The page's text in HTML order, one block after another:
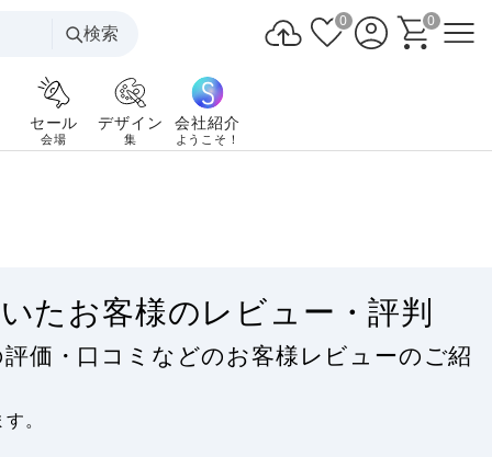
検索
0 0
セール
会場
デザイン
集
会社紹介
ようこそ！
たお客様のレビュー・評判
価・口コミなどのお客様レビューのご紹
。